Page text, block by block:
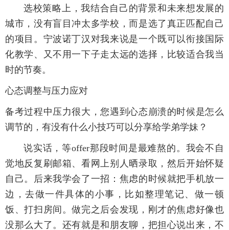
选校策略上，我结合自己的背景和未来想发展的
城市，没有盲目冲太多学校，而是选了真正匹配自己
的项目。宁波诺丁汉对我来说是一个既可以衔接国际
化教学、又不用一下子走太远的选择，比较适合我当
时的节奏。
心态调整与压力应对
备考过程中压力很大，您遇到心态崩溃的时候是怎么
调节的，有没有什么小技巧可以分享给学弟学妹？
说实话，等offer那段时间是最难熬的。我会不自
觉地反复刷邮箱、看网上别人晒录取，然后开始怀疑
自己。后来我学会了一招：焦虑的时候就把手机放一
边，去做一件具体的小事，比如整理笔记、做一顿
饭、打扫房间。做完之后会发现，刚才的焦虑好像也
没那么大了。还有就是和朋友聊，把担心说出来，不